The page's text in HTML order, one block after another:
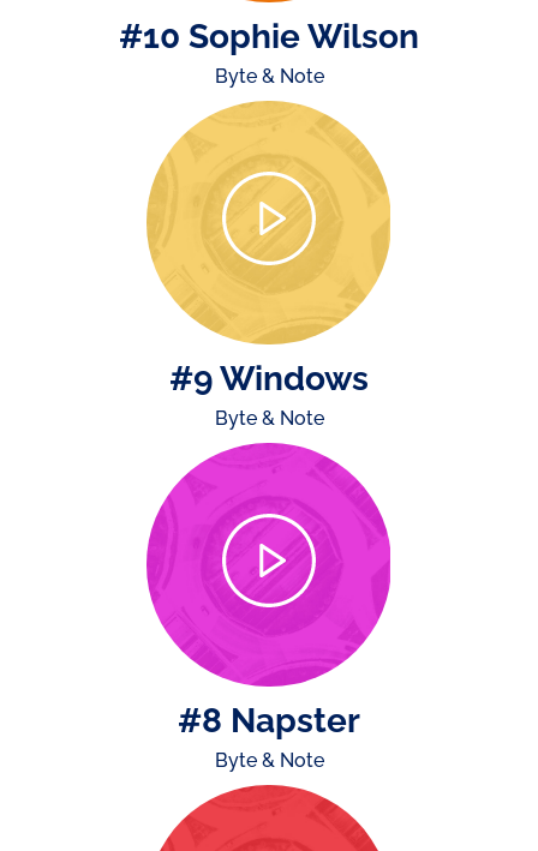
#10 Sophie Wilson
Byte & Note
#9 Windows
Byte & Note
#8 Napster
Byte & Note